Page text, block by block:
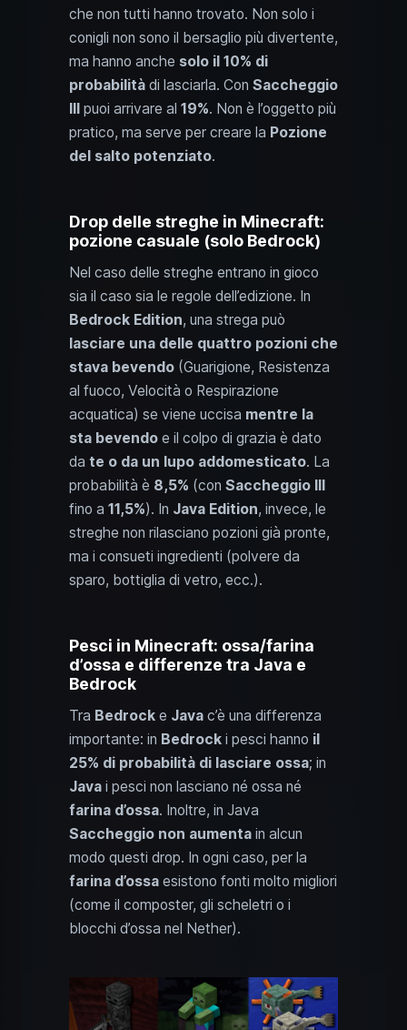
che non tutti hanno trovato. Non solo i
conigli non sono il bersaglio più divertente,
ma hanno anche solo il 10% di
probabilità di lasciarla. Con Saccheggio
III puoi arrivare al 19%. Non è l’oggetto più
pratico, ma serve per creare la Pozione
del salto potenziato.
Drop delle streghe in Minecraft:
pozione casuale (solo Bedrock)
Nel caso delle streghe entrano in gioco
sia il caso sia le regole dell’edizione. In
Bedrock Edition, una strega può
lasciare una delle quattro pozioni che
stava bevendo (Guarigione, Resistenza
al fuoco, Velocità o Respirazione
acquatica) se viene uccisa mentre la
sta bevendo e il colpo di grazia è dato
da te o da un lupo addomesticato. La
probabilità è 8,5% (con Saccheggio III
fino a 11,5%). In Java Edition, invece, le
streghe non rilasciano pozioni già pronte,
ma i consueti ingredienti (polvere da
sparo, bottiglia di vetro, ecc.).
Pesci in Minecraft: ossa/farina
d’ossa e differenze tra Java e
Bedrock
Tra Bedrock e Java c’è una differenza
importante: in Bedrock i pesci hanno il
25% di probabilità di lasciare ossa; in
Java i pesci non lasciano né ossa né
farina d’ossa. Inoltre, in Java
Saccheggio non aumenta in alcun
modo questi drop. In ogni caso, per la
farina d’ossa esistono fonti molto migliori
(come il composter, gli scheletri o i
blocchi d’ossa nel Nether).